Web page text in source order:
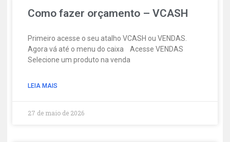
Como fazer orçamento – VCASH
Primeiro acesse o seu atalho VCASH ou VENDAS.
Agora vá até o menu do caixa Acesse VENDAS
Selecione um produto na venda
LEIA MAIS
27 de maio de 2026